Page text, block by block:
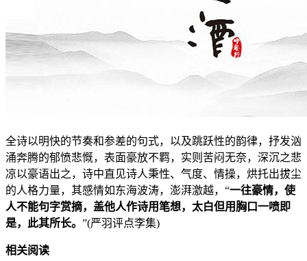
全诗以明快的节奏和参差的句式，以及跳跃性的韵律，抒发汹
涌奔腾的郁愤悲慨，表面豪放不羁，实则苦闷无奈，深沉之悲
凉以豪语出之，诗中直见诗人秉性、气度、情操，烘托出拔尘
的人格力量，其感情如东海波涛，澎湃激越，“一往豪情，使
人不能句字赏摘，盖他人作诗用笔想，太白但用胸口一喷即
是，此其所长。 ”(严羽评点李集)
相关阅读